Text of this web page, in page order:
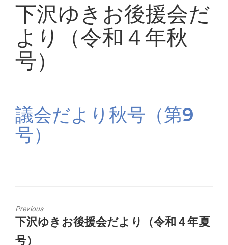
on
下沢ゆきお後援会だ
より（令和４年秋
号）
議会だより秋号（第9
号）
Previous
Previous
post:
下沢ゆきお後援会だより（令和４年夏
号）